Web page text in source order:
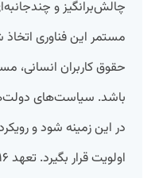
چالش‌برانگیز و
مستمر این فناوری
حقوق کاربران انسانی،
باشد. سیاست‌های
در این زمینه شود و